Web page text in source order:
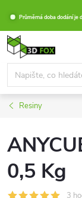
obsah
Průměrná doba dodání je
Resiny
0,5 Kg
3